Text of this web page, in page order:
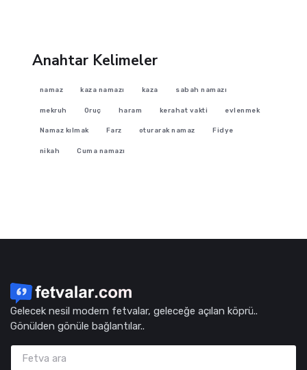
Anahtar Kelimeler
namaz kaza namazı kaza sabah namazı
mekruh Oruç haram kerahat vakti evlenmek
Namaz kılmak Farz oturarak namaz Fidye
nikah Cuma namazı
Gelecek nesil modern fetvalar, geleceğe açılan köprü..
Gönülden gönüle bağlantılar..